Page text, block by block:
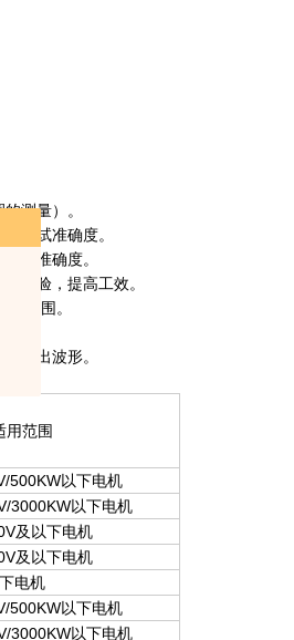
测量）。
测试准确度。
试准确度。
试验，提高工效。
范围。
输出波形。
用范围
500KW以下电机
3000KW以下电机
及以下电机
及以下电机
电机
500KW以下电机
3000KW以下电机